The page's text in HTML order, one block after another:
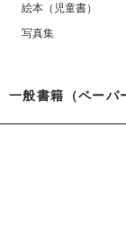
絵本（児童書）
写真集
一般書籍（ペーパ